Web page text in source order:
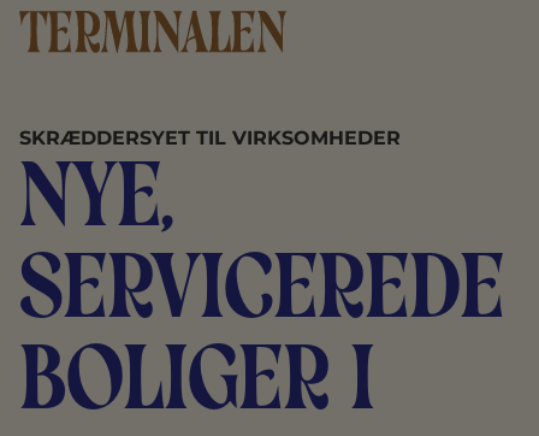
SKRÆDDERSYET TIL VIRKSOMHEDER
Nye,
Servicerede
boliger i